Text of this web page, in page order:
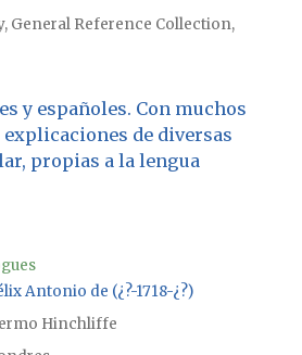
General Reference Collection,
y españoles. Con muchos
de diversas
propias a la lengua
Antonio de (¿?-1718-¿?)
Hinchliffe